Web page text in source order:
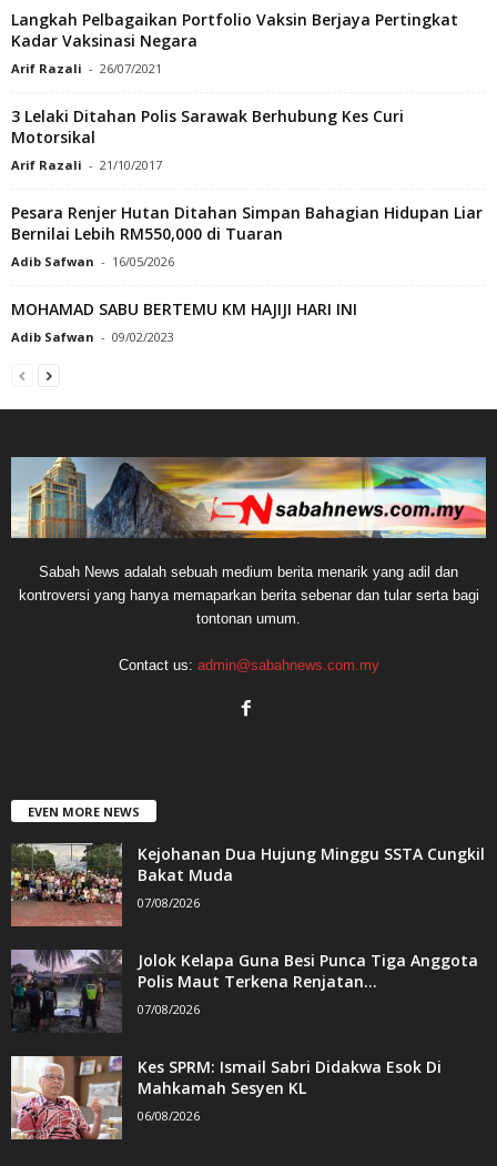
Langkah Pelbagaikan Portfolio Vaksin Berjaya Pertingkat
Kadar Vaksinasi Negara
Arif Razali - 26/07/2021
3 Lelaki Ditahan Polis Sarawak Berhubung Kes Curi
Motorsikal
Arif Razali - 21/10/2017
Pesara Renjer Hutan Ditahan Simpan Bahagian Hidupan Liar
Bernilai Lebih RM550,000 di Tuaran
Adib Safwan - 16/05/2026
MOHAMAD SABU BERTEMU KM HAJIJI HARI INI
Adib Safwan - 09/02/2023
Sabah News adalah sebuah medium berita menarik yang adil dan
kontroversi yang hanya memaparkan berita sebenar dan tular serta bagi
tontonan umum.
Contact us: admin@sabahnews.com.my
EVEN MORE NEWS
Kejohanan Dua Hujung Minggu SSTA Cungkil
Bakat Muda
07/08/2026
Jolok Kelapa Guna Besi Punca Tiga Anggota
Polis Maut Terkena Renjatan...
07/08/2026
Kes SPRM: Ismail Sabri Didakwa Esok Di
Mahkamah Sesyen KL
06/08/2026